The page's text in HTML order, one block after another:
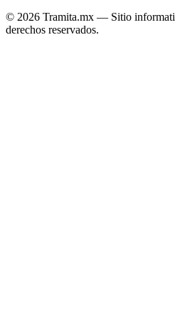
© 2026 Tramita.mx — Sitio
derechos reservados.